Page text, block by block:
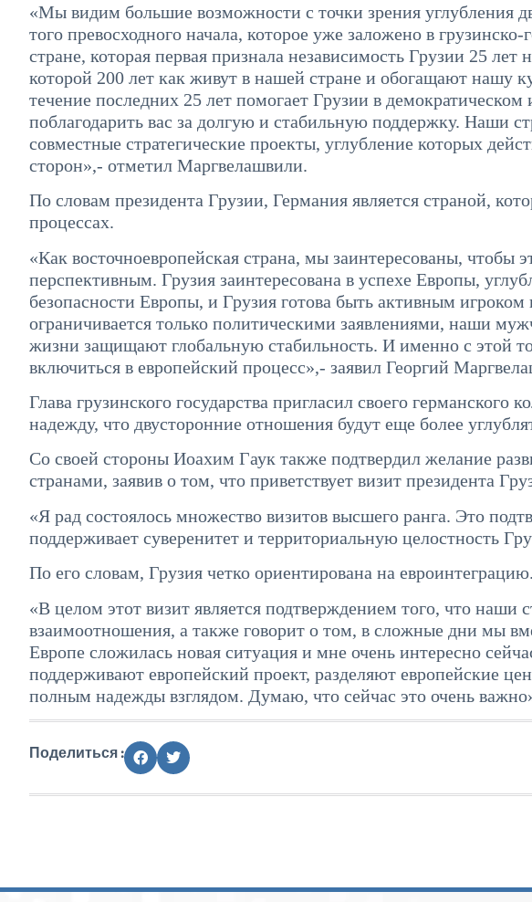
«Мы видим большие возможности с точки зрения углубления
того превосходного начала, которое уже заложено в
стране, которая первая признала независимость Грузии 25 лет
которой 200 лет как живут в нашей стране и обогащают нашу
течение последних 25 лет помогает Грузии в демократическом
поблагодарить вас за долгую и стабильную поддержку. Наши
совместные стратегические проекты, углубление которых
сторон»,- отметил Маргвелашвили.
По словам президента Грузии, Германия является страной,
процессах.
«Как восточноевропейская страна, мы заинтересованы, чтобы
перспективным. Грузия заинтересована в успехе Европы,
безопасности Европы, и Грузия готова быть активным
ограничивается только политическими заявлениями, наши
жизни защищают глобальную стабильность. И именно с этой
включиться в европейский процесс»,- заявил Георгий
Глава грузинского государства пригласил своего германского
надежду, что двусторонние отношения будут еще более
Со своей стороны Иоахим Гаук также подтвердил желание
странами, заявив о том, что приветствует визит президента
«Я рад состоялось множество визитов высшего ранга. Это
поддерживает суверенитет и территориальную целостность
По его словам, Грузия четко ориентирована на евроинтеграцию.
«В целом этот визит является подтверждением того, что наши
взаимоотношения, а также говорит о том, в сложные дни мы
Европе сложилась новая ситуация и мне очень интересно
поддерживают европейский проект, разделяют европейские
полным надежды взглядом. Думаю, что сейчас это очень
Поделиться :